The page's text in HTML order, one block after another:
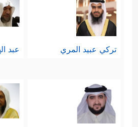
تركي عبيد المري عبد